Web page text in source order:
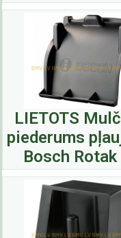
LIETOTS
piederums
Bosch